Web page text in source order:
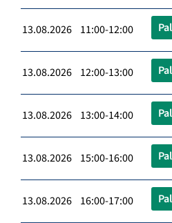
13.08.2026 11:00-12:00
13.08.2026 12:00-13:00
13.08.2026 13:00-14:00
13.08.2026 15:00-16:00
13.08.2026 16:00-17:00